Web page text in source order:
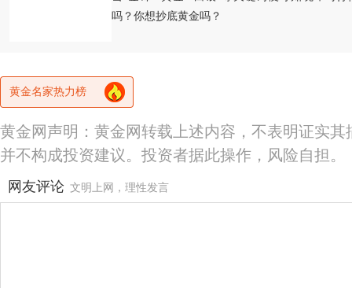
吗？你想抄底黄金吗？
黄金名家热力榜
黄金网声明：黄金网转载上述内容，不表明证实
并不构成投资建议。投资者据此操作，风险自担。
网友评论 文明上网，理性发言